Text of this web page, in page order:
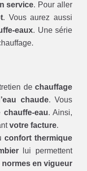
service. Pour aller
. Vous aurez aussi
eaux. Une série
de chauffage
chaude. Vous
chauffe-eau. Ainsi,
votre facture.
confort thermique
lui permettent
normes en vigueur